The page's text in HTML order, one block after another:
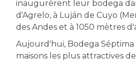
inaugurèrent leur bodega
d'Agrelo, à Luján de Cuyo
des Andes et à 1050 mètres
Aujourd'hui, Bodega
maisons les plus attractives de